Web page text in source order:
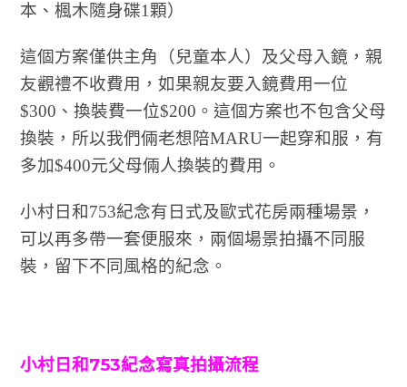
本、楓木隨身碟1顆）
這個方案僅供主角（兒童本人）及父母入鏡，親
友觀禮不收費用，如果親友要入鏡費用一位
$300、換裝費一位$200。這個方案也不包含父母
換裝，所以我們倆老想陪MARU一起穿和服，有
多加$400元父母倆人換裝的費用。
小村日和753紀念有日式及歐式花房兩種場景，
可以再多帶一套便服來，兩個場景拍攝不同服
裝，留下不同風格的紀念。
小村日和753紀念寫真拍攝流程